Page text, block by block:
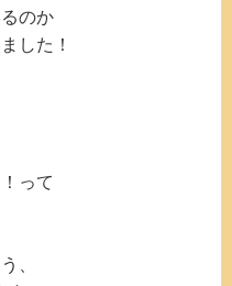
のか
した！
って
、